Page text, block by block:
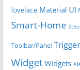
lovelace Material UI
Smart-Home
Toolbar/Panel Trigger
Widget Widgets